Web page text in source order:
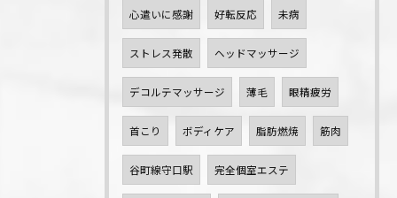
心遣いに感謝 好転反応 未病
ストレス発散 ヘッドマッサージ
デコルテマッサージ 薄毛 眼精疲労
首こり ボディケア 脂肪燃焼 筋肉
谷町線守口駅 完全個室エステ